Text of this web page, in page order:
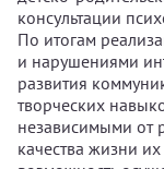
консультации
По итогам
и нарушениями
развития
творческих
независимыми от
качества жизни